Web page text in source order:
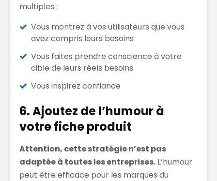
multiples :
Vous montrez à vos utilisateurs que vous
avez compris leurs besoins
Vous faites prendre conscience à votre
cible de leurs réels besoins
Vous inspirez confiance
6. Ajoutez de l’humour à
votre fiche produit
Attention, cette stratégie n’est pas
adaptée à toutes les entreprises. L’humour
peut être efficace pour les marques du